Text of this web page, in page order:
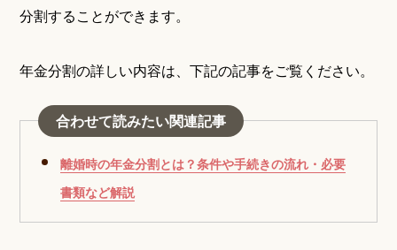
分割することができます。
年金分割の詳しい内容は、下記の記事をご覧ください。
合わせて読みたい関連記事
離婚時の年金分割とは？条件や手続きの流れ・必要
書類など解説